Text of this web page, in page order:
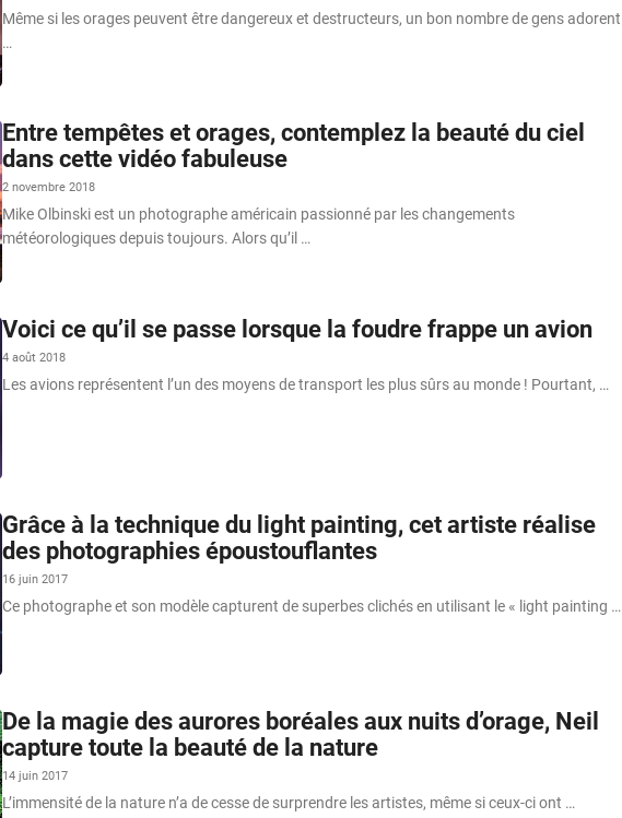
Même si les orages peuvent être dangereux et destructeurs, un bon nombre de gens adorent
…
Entre tempêtes et orages, contemplez la beauté du ciel
dans cette vidéo fabuleuse
2 novembre 2018
Mike Olbinski est un photographe américain passionné par les changements
météorologiques depuis toujours. Alors qu’il …
Voici ce qu’il se passe lorsque la foudre frappe un avion
4 août 2018
Les avions représentent l’un des moyens de transport les plus sûrs au monde ! Pourtant, …
Grâce à la technique du light painting, cet artiste réalise
des photographies époustouflantes
16 juin 2017
Ce photographe et son modèle capturent de superbes clichés en utilisant le « light painting …
De la magie des aurores boréales aux nuits d’orage, Neil
capture toute la beauté de la nature
14 juin 2017
L’immensité de la nature n’a de cesse de surprendre les artistes, même si ceux-ci ont …